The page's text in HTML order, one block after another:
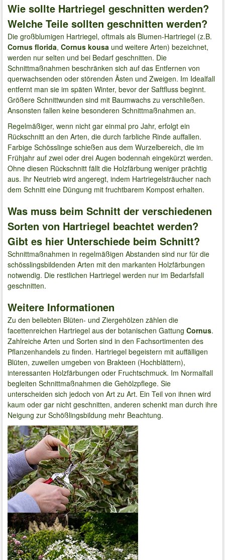
Wie sollte Hartriegel geschnitten werden?
Welche Teile sollten geschnitten werden?
Die großblumigen Hartriegel, oftmals als Blumen-Hartriegel (z.B.
Cornus florida, Cornus kousa und weitere Arten) bezeichnet,
werden nur selten und bei Bedarf geschnitten. Die
Schnittmaßnahmen beschränken sich auf das Entfernen von
querwachsenden oder störenden Ästen und Zweigen. Im Idealfall
entfernt man sie im späten Winter, bevor der Saftfluss beginnt.
Größere Schnittwunden sind mit Baumwachs zu verschließen.
Ansonsten fallen keine besonderen Schnittmaßnahmen an.
Regelmäßiger, wenn nicht gar einmal pro Jahr, erfolgt ein
Rückschnitt an den Arten, die durch farbliche Rinde auffallen.
Farbige Schösslinge schießen aus dem Wurzelbereich, die im
Frühjahr auf zwei oder drei Augen bodennah eingekürzt werden.
Ohne diesen Rückschnitt fällt die Holzfärbung weniger prächtig
aus. Ihr Neutrieb wird angeregt, indem Hartriegelsträucher nach
dem Schnitt eine Düngung mit fruchtbarem Kompost erhalten.
Was muss beim Schnitt der verschiedenen
Sorten von Hartriegel beachtet werden?
Gibt es hier Unterschiede beim Schnitt?
Schnittmaßnahmen in regelmäßigen Abstanden sind nur für die
schösslingsbildenden Arten mit den markanten Holzfärbungen
notwendig. Die restlichen Hartriegel werden nur im Bedarfsfall
geschnitten.
Weitere Informationen
Zu den beliebten Blüten- und Ziergehölzen zählen die
facettenreichen Hartriegel aus der botanischen Gattung Cornus.
Zahlreiche Arten und Sorten sind in den Fachsortimenten des
Pflanzenhandels zu finden. Hartriegel begeistern mit auffälligen
Blüten, zuweilen umgeben von Brakteen (Hochblättern),
interessanten Holzfärbungen oder Fruchtschmuck. Im Normalfall
begleiten Schnittmaßnahmen die Gehölzpflege. Sie
unterscheiden sich jedoch von Art zu Art. Ein Teil von ihnen wird
kaum oder gar nicht geschnitten, anderen schenkt man durch ihre
Neigung zur Schößlingsbildung mehr Beachtung.